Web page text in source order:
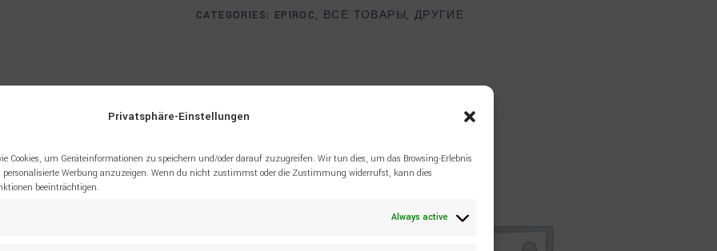
Privatsphäre-Einstellungen
Cookies, um Geräteinformationen zu speichern und/oder darauf zuzugreifen. Wir tun dies, um das Browsing-Erlebnis
Werbung anzuzeigen. Wenn du nicht zustimmst oder die Zustimmung widerrufst, kann dies
beeinträchtigen.
Always active
CATEGORIES: EPIROC, ВСЕ ТОВАРЫ, ДРУГИЕ